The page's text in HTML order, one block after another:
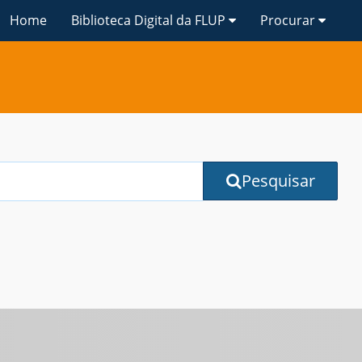
Home Biblioteca Digital da FLUP Procurar
Pesquisar